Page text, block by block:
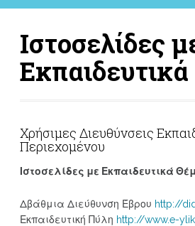
Ιστοσελίδες
Χρήσιμες Διευθύνσεις
Περιεχομένου
Ιστοσελίδες με Εκπαιδευτικά
Δβάθμια Διεύθυνση Έβρου http://
Εκπαιδευτική Πύλη http://www.e-